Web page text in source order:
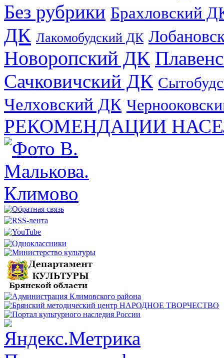
Без рубрики Брахловский
ДК Лакомобудский ДК
Новоропский ДК
Сачковичский ДК
Челховский ДК
РЕКОМЕНДАЦИИ